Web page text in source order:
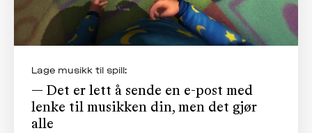
Lage musikk til spill:
— Det er lett å sende en e-post med
lenke til musikken din, men det gjør
alle